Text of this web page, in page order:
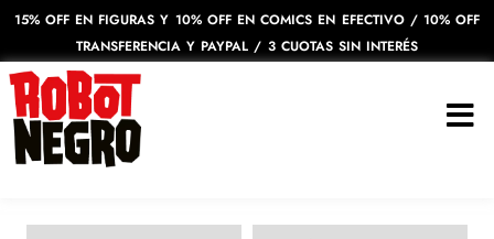
15% OFF EN FIGURAS Y 10% OFF EN COMICS EN EFECTIVO / 10% OFF
TRANSFERENCIA Y PAYPAL / 3 CUOTAS SIN INTERÉS